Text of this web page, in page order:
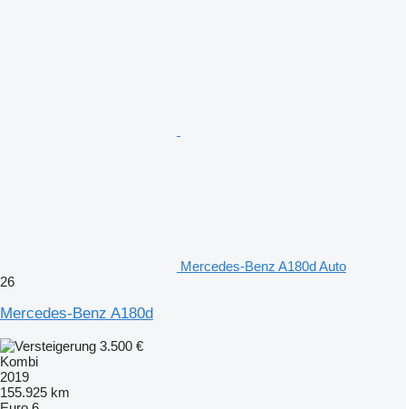
Mercedes-Benz A180d Auto
26
Mercedes-Benz A180d
3.500 €
Kombi
2019
155.925 km